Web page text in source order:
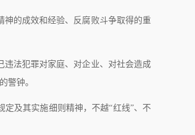
的成效和经验、反腐败斗争取得的重
法犯罪对家庭、对企业、对社会造成
警钟。
及其实施细则精神，不越“红线”、不